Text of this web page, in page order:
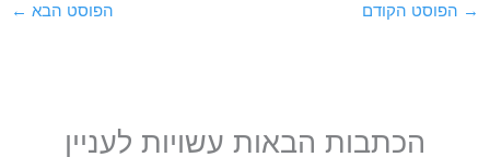
→ הפוסט הקודם הפוסט הבא ←
הכתבות הבאות עשויות לעניין